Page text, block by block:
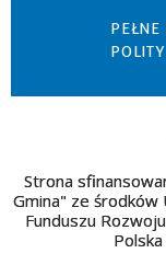
PEŁNE
Strona
Gmina" ze środków
Funduszu